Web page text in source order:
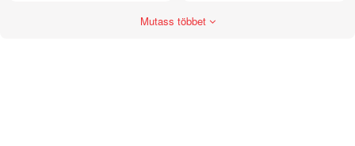
Mutass többet